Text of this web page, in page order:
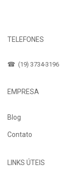
TELEFONES
☎ (19) 3734-3196
EMPRESA
Blog
Contato
LINKS ÚTEIS